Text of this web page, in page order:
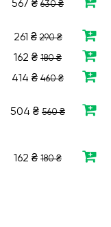
567 ₴ 630 ₴
261 ₴290 ₴
162 ₴ 180 ₴
414 ₴ 460 ₴
504 ₴ 560 ₴
162 ₴ 180 ₴